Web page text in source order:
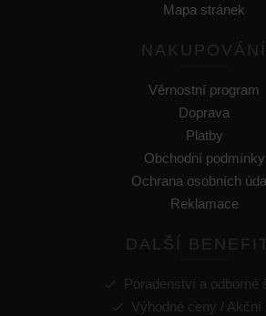
Mapa stránek
NAKUPOVÁNÍ
Věrnostní program
Doprava
Platby
Obchodní podmínky
Ochrana osobních
Reklamace
DALŠÍ
Poradenství a odborné
Výhodné ceny / Akční